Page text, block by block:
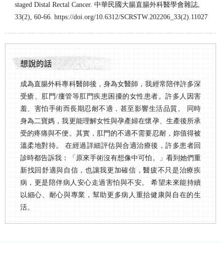
staged Distal Rectal Cancer. 中華民國大腸直腸外科醫學會雜誌,
33(2), 60-66. https://doi.org/10.6312/SCRSTW.202206_33(2).11027
想說的話
成為直腸外科專科醫師後，身為女醫師，我經常陪伴許多深
受瘡、肛門/瘻管等肛門疾患困擾的女性患者。許多人因害
羞、害怕手術而長期忍耐不適，甚至影響生活品質。 同時
身為二寶媽，我更能理解女性與孕產婦在懷孕、生產後所承
受的疼痛與不便。其實，肛門的不適不需要忍耐，妳值得被
溫柔地對待。 在經過詳細評估與合適治療後，許多患者回
診時都告訴我：「原來手術沒有想像中可怕。」看到她們重
新找回舒適與自信，也讓我更加確信，醫疲不只是治療疾
病，更是陪伴病人安心走過害怕與不安。 希望未來能持續
以細心、耐心與專業，幫助更多病人重抬健康與自在的生
活。